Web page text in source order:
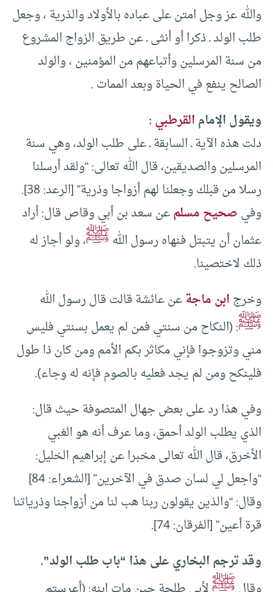
والله عز وجل امتن على عباده بالأولاد والذرية ، وجعل
طلب الولد ـ ذكرا أو أنثى ـ عن طريق الزواج المشروع
من سنة المرسلين وأتباعهم من المؤمنين ، والولد
الصالح ينفع في الحياة وبعد الممات .
ويقول الإمامالقرطبي:
دلت هذه الآية ـ السابقة ـ على طلب الولد، وهي سنة
المرسلين والصديقين، قال الله تعالى: “ولقد أرسلنا
رسلا من قبلك وجعلنا لهم أزواجا وذرية” [الرعد: 38].
وفيصحيح مسلمعن سعد بن أبي وقاص قال: أراد
عثمان أن يتبتل فنهاه رسول اللهﷺ، ولو أجاز له
ذلك لاختصينا.
وخرجابن ماجةعن عائشة قالت قال رسول الله
ﷺ: (النكاح من سنتي فمن لم يعمل بسنتي فليس
مني وتزوجـوا فإني مكاثر بكم الأمم ومن كان ذا طول
فلينكح ومن لم يجد فعليه بالصوم فإنه له وجاء).
وفي هذا رد على بعض جهال المتصوفة حيث قال:
الذي يطلب الولد أحمق، وما عرف أنه هو الغبي
الأخرق، قال الله تعالى مخبرا عن إبراهيم الخليل:
“واجعل لي لسان صدق في الآخرين” [الشعراء: 84]
وقال: “والذين يقولون ربنا هب لنا من أزواجنا وذرياتنا
قرة أعين” [الفرقان: 74].
وقد ترجم البخاري على هذا “باب طلب الولد”.
ﷺ